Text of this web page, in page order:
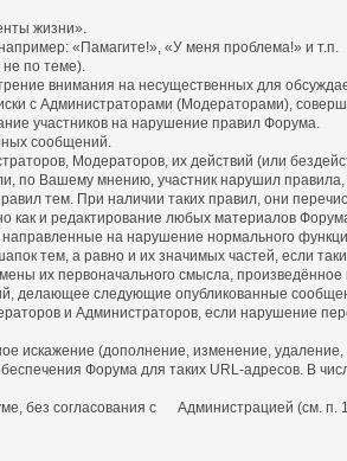
жизни».
«Памагите!», «У меня проблема!» и т.п.
по теме).
внимания на несущественных для
с Администраторами (Модераторами),
участников на нарушение правил Форума.
сообщений.
Модераторов, их действий (или
по Вашему мнению, участник нарушил правила,
тем. При наличии таких правил, они
как и редактирование любых материалов
на нарушение нормального
тем, а равно и их значимых частей, если
их первоначального смысла,
делающее следующие опубликованные
и Администраторов, если нарушение
искажение (дополнение, изменение,
Форума для таких URL-адресов. В
без согласования с Администрацией (см. п.